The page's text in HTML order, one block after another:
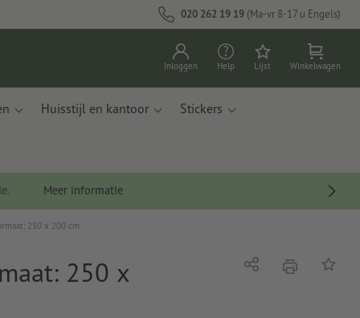
020 262 19 19 (Ma-vr 8-17 u Engels)
Inloggen Help Lijst Winkelwagen
Huisstijl en kantoor Stickers
Meer informatie
250 x 200 cm
250 x
Delen afdrukkenOp de